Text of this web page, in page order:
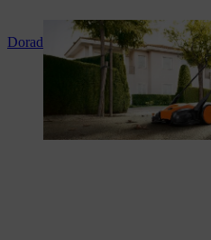
Doradztwo i instruktaż produktowy